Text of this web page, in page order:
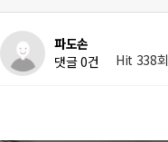
파도손
댓글 0건
Hit 338회